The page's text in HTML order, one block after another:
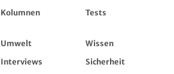
Kolumnen Tests
Umwelt
Wissen
Interviews
Sicherheit